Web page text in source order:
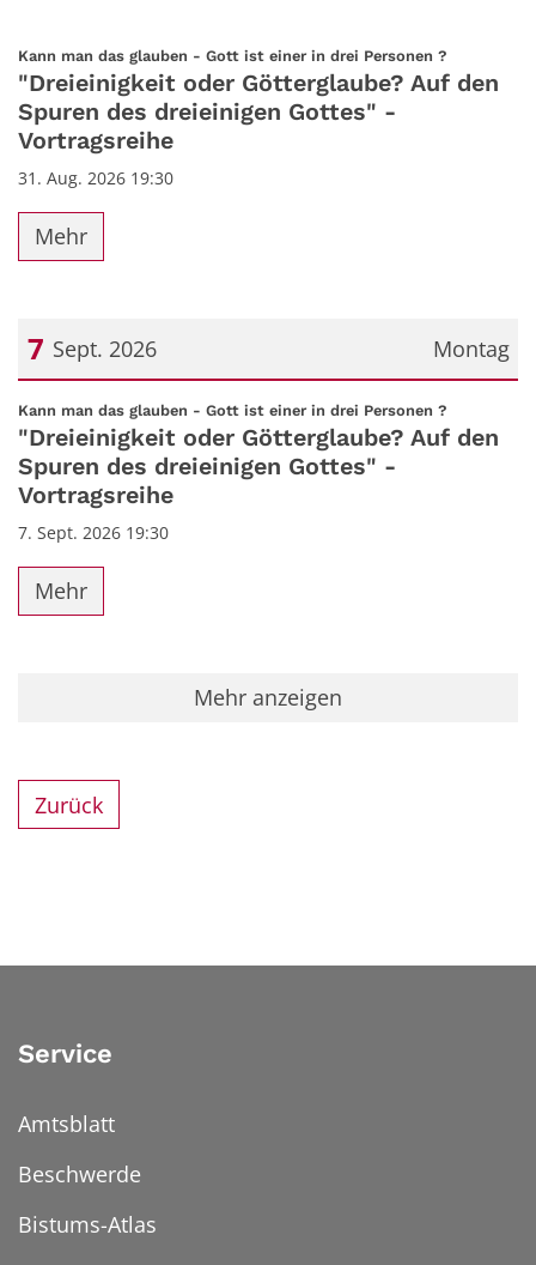
Kann man das glauben - Gott ist einer in drei Personen ?
"Dreieinigkeit oder Götterglaube? Auf den
Spuren des dreieinigen Gottes" -
Vortragsreihe
31. Aug. 2026 19:30
Mehr
Montag
7 Sept. 2026
Datum: 7. September 2026
Kann man das glauben - Gott ist einer in drei Personen ?
"Dreieinigkeit oder Götterglaube? Auf den
Spuren des dreieinigen Gottes" -
Vortragsreihe
7. Sept. 2026 19:30
Mehr
Mehr anzeigen
Zurück
Service
Amtsblatt
Beschwerde
Bistums-Atlas